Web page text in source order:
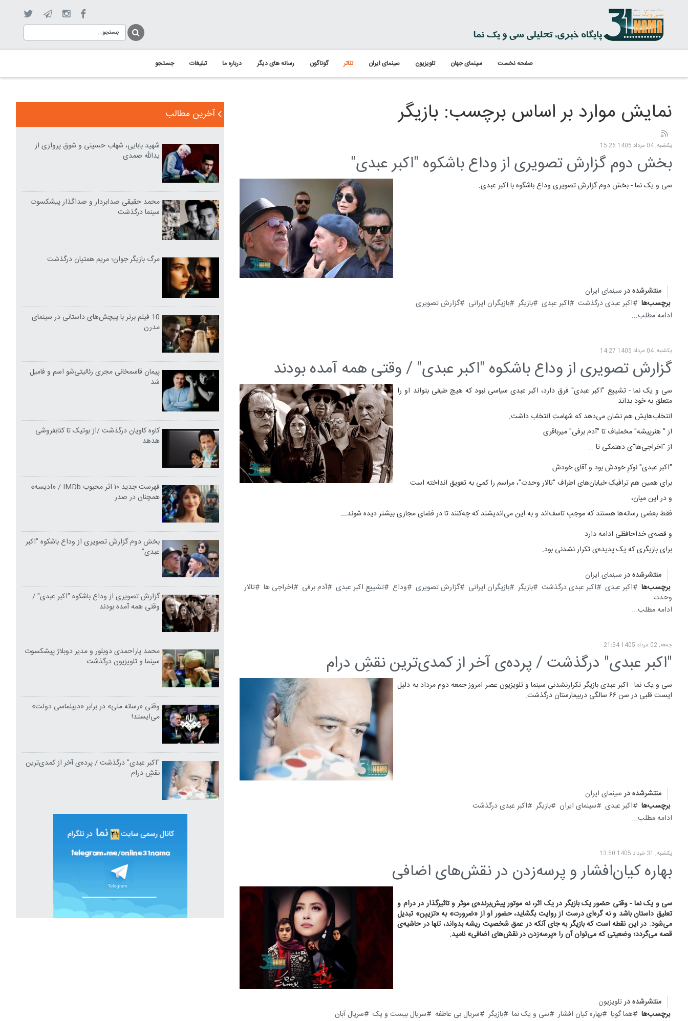
صفحه نخست سینمای جهان تلویزیون سینمای ایران تئاتر گوناگون رسانه های دیگر درباره ما تبلیغات جستجو
نمایش موارد بر اساس برچسب: بازیگر
یکشنبه, 04 مرداد 1405 15:26
بخش دوم گزارش تصویری از وداع باشکوه "اکبر عبدی"
سی و یک نما - بخش دوم گزارش تصویری وداع باشگوه با اکبر عبدی.
منتشرشده در سینمای ایران
برچسب‌ها
اکبر عبدی درگذشت اکبر عبدی بازیگر بازیگران ایرانی
گزارش تصویری
ادامه مطلب...
یکشنبه, 04 مرداد 1405 14:27
گزارش تصویری از وداع باشکوه "اکبر عبدی" / وقتی همه آمده بودند
سی و یک نما - تشییع "اکبر عبدی" فرق دارد، اکبر عبدی سیاسی نبود که هیچ طیفی بتواند او را
متعلق به خود بداند.
انتخاب‌هایش هم نشان می‌دهد که شهامتِ انتخاب داشت.
از " هنرپیشه" مخملباف تا "آدم برفی" میرباقری
از "اخراجی‌ها"ی دهنمکی تا ...
"اکبر عبدی" نوکرِ خودش بود و آقای خودش
برای همین هم ترافیکِ خیابان‌های اطراف "تالار وحدت"، مراسم را کمی به تعویق انداخته است.
و در این میان،
فقط بعضی رسانه‌ها هستند که موجبِ تاسف‌اند و به این می‌اندیشند که چه‌کنند تا در فضای مجازی بیشتر دیده شوند...
و قصه‌ی خداحافظی ادامه دارد
برای بازیگری که یک پدیده‌ی تکرار نشدنی بود.
منتشرشده در سینمای ایران
برچسب‌ها
اکبر عبدی اکبر عبدی درگذشت بازیگر بازیگران ایرانی گزارش تصویری وداع تشییع اکبر عبدی آدم برفی اخراجی ها
تالار
وحدت
ادامه مطلب...
جمعه, 02 مرداد 1405 21:34
"اکبر عبدی" درگذشت / پرده‌ی آخر از کمدی‌ترین نقشِ درام
سی و یک نما - اکبر عبدی بازیگر تکرارنشدنی سینما و تلویزیون عصر امروز جمعه دوم مرداد به دلیل
ایست قلبی در سن ۶۶ سالگی دربیمارستان درگذشت.
منتشرشده در سینمای ایران
برچسب‌ها
اکبر عبدی سینمای ایران بازیگر
اکبر عبدی درگذشت
ادامه مطلب...
یکشنبه, 31 خرداد 1405 13:50
بهاره کیان‌افشار و پرسه‌زدن در نقش‌های اضافی
سی و یک نما - وقتی حضور یک بازیگر در یک اثر، نه موتور پیش‌برنده‌ی موثر و تاثیرگذار در درام و
تعلیق داستان باشد و نه گره‌ای درست از روایت بگشاید، حضور او از «ضرورت» به «تزیین» تبدیل
می‌شود. در این نقطه است که بازیگر به جای آنکه در عمق شخصیت ریشه بدواند، تنها در حاشیه‌ی
قصه می‌گردد؛ وضعیتی که می‌توان آن را «پرسه‌زدن در نقش‌های اضافی» نامید.
منتشرشده درتلویزیون
برچسب‌ها
هما گویا بهاره کیان افشار سی و یک نما بازیگر سریال بی عاطفه سریال بیست و یک
سریال آبان
آخرین مطالب
شهید بابایی، شهاب حسینی و شوق پروازی از
یدالله صمدی
محمد حقیقی صدابردار و صداگذار پیشکسوت
سینما درگذشت
مرگ بازیگر جوان؛ مریم همتیان درگذشت
10 فیلم برتر با پیچش‌های داستانی در سینمای
مدرن
پیمان قاسمخانی مجری رئالیتی‌شو اسم و فامیل
شد
کاوه کاویان درگذشت /از بوتیک تا کتابفروشی
هدهد
فهرست جدید ۱۰ اثر محبوب IMDb / «ادیسه»
همچنان در صدر
بخش دوم گزارش تصویری از وداع باشکوه "اکبر
عبدی"
گزارش تصویری از وداع باشکوه "اکبر عبدی" /
وقتی همه آمده بودند
محمد یاراحمدی دوبلور و مدیر دوبلاژ پیشکسوت
سینما و تلویزیون درگذشت
وقتی «رسانه ملی» در برابر «دیپلماسی دولت»
می‌ایستد!
"اکبر عبدی" درگذشت / پرده‌ی آخر از کمدی‌ترین
نقشِ درام